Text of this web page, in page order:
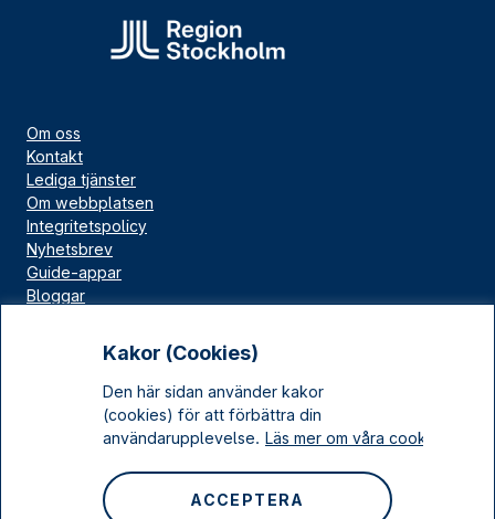
Kakor (Cookies)
Den här sidan använder kakor
(cookies) för att förbättra din
användarupplevelse. Läs mer om våra cookies.
ACCEPTERA
Om oss
Kontakt
Lediga tjänster
Om webbplatsen
Integritetspolicy
Nyhetsbrev
Guide-appar
Bloggar
Sociala medier
Instagram